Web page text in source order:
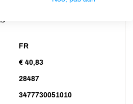
FR
€ 40,83
28487
3477730051010